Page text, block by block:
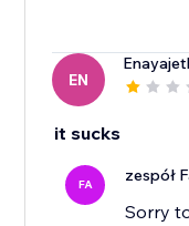
EN
it sucks
FA zespół
Sorry